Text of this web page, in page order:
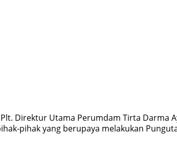
Plt. Direktur Utama Perumdam Tirta Darma
pihak yang berupaya melakukan